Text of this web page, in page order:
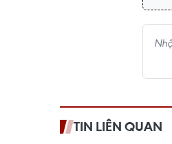
TIN LIÊN QUAN